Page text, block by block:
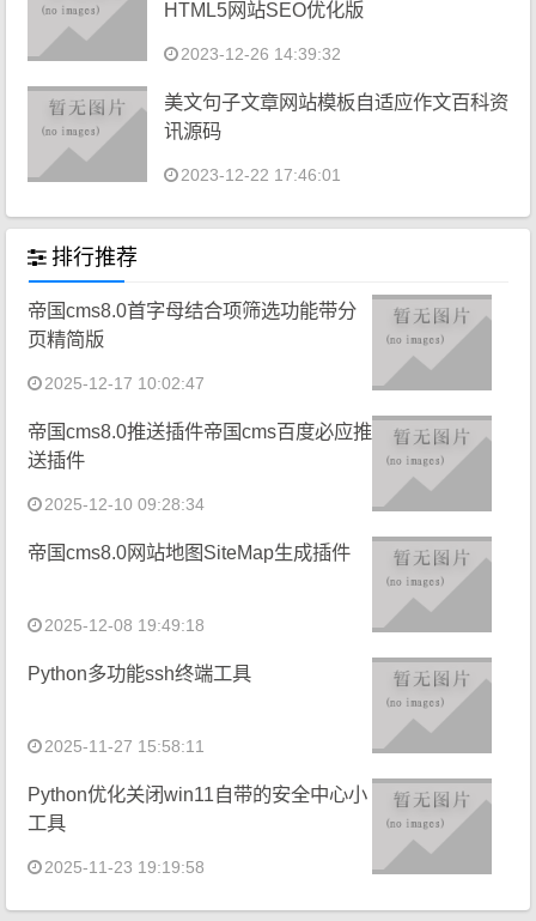
HTML5网站SEO优化版
2023-12-26 14:39:32
美文句子文章网站模板自适应作文百科资
讯源码
2023-12-22 17:46:01
排行推荐
帝国cms8.0首字母结合项筛选功能带分
页精简版
2025-12-17 10:02:47
帝国cms8.0推送插件帝国cms百度必应推
送插件
2025-12-10 09:28:34
帝国cms8.0网站地图SiteMap生成插件
2025-12-08 19:49:18
Python多功能ssh终端工具
2025-11-27 15:58:11
Python优化关闭win11自带的安全中心小
工具
2025-11-23 19:19:58